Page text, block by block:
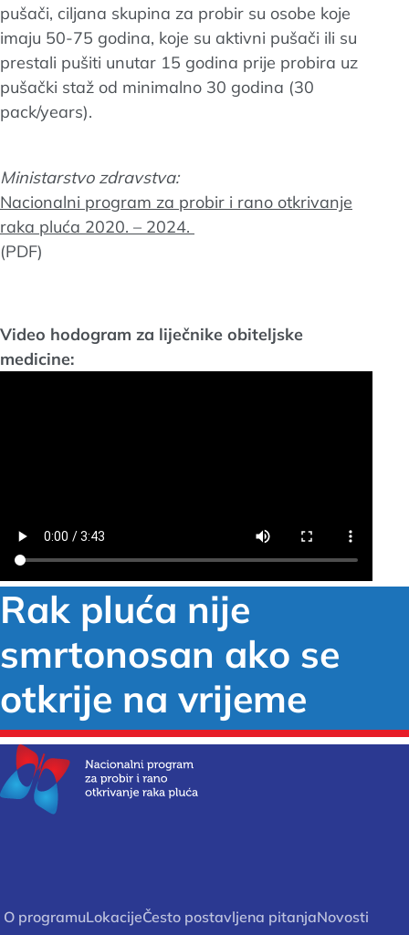
pušači, ciljana skupina za probir su osobe koje
imaju 50-75 godina, koje su aktivni pušači ili su
prestali pušiti unutar 15 godina prije probira uz
pušački staž od minimalno 30 godina (30
pack/years).
Ministarstvo zdravstva:
Nacionalni program za probir i rano otkrivanje
raka pluća 2020. – 2024.
(PDF)
Video hodogram za liječnike obiteljske
medicine:
Rak pluća nije
smrtonosan ako se
otkrije na vrijeme
O programuLokacijeČesto postavljena pitanjaNovosti